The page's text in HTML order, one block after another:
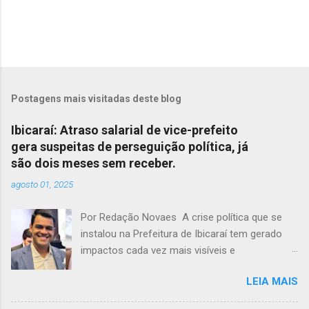
Postagens mais visitadas deste blog
Ibicaraí: Atraso salarial de vice-prefeito
gera suspeitas de perseguição política, já
são dois meses sem receber.
agosto 01, 2025
Por Redação Novaes A crise política que se
instalou na Prefeitura de Ibicaraí tem gerado
impactos cada vez mais visíveis e
instabilidade e disputas internas, o vice-prefeito
Jonathas Soares completa dois meses sem
LEIA MAIS